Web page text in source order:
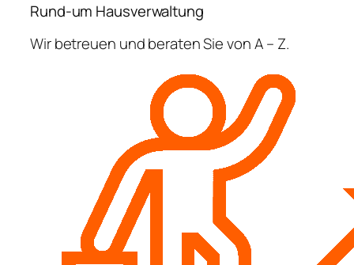
Rund-um Hausverwaltung
Wir betreuen und beraten Sie von A – Z.